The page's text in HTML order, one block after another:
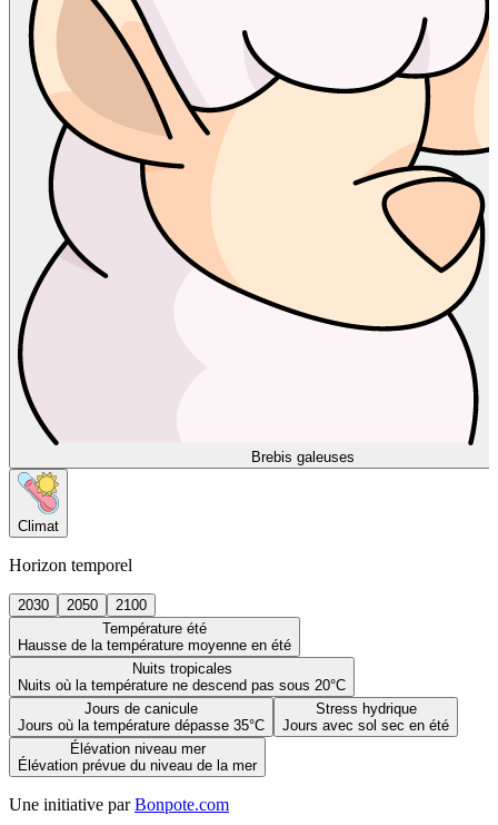
Brebis galeuses
Climat
Horizon temporel
2030 2050
2100
Température été
Hausse de la température moyenne en été
Nuits tropicales
Nuits où la température ne descend pas sous 20°C
Jours de canicule
Jours où la température dépasse 35°C
Stress hydrique
Jours avec sol sec en été
Élévation niveau mer
Élévation prévue du niveau de la mer
Une initiative par Bonpote.com